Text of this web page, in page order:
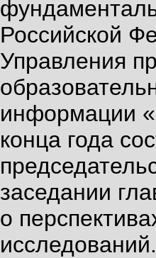
Российской
Управления
информации
конца года
заседании
о
исследований.